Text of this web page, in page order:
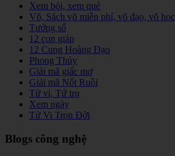
Xem bói, xem quẻ
Võ, Sách võ miễn phí, võ đạo, võ học
Tướng số
12 con giáp
12 Cung Hoàng Đạo
Phong Thủy
Giải mã giấc mơ
Giải mã Nốt Ruồi
Tử vi, Tứ trụ
Xem ngày
Tử Vi Trọn Đời
Blogs công nghệ